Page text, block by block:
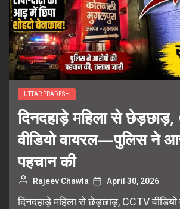
UTTAR PRADESH
दिनदहाड़े महिला से
वीडियो वायरल—पुलिस ने
पहचान की
Rajeev Chawla April 30, 2026
दिनदहाड़े महिला से छेड़छाड़, CCTV